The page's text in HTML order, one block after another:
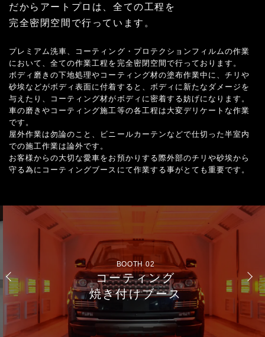
だからアートプロは、全ての工程を
完全密閉空間で行っています。
プレミアム洗車、コーティング・プロテクションフィルムの作業
において、全ての作業工程を完全密閉空間で行っております。
ボディ磨きの下地処理やコーティング材の塗布作業中に、チリや
砂埃などがボディ表面に付着すると、ボディに新たなダメージを
与えたり、コーティング材がボディに密着する妨げになります。
車の磨きやコーティング施工等の各工程は大変デリケートな作業
です。
屋外作業は勿論のこと、ビニールカーテンなどで仕切った半室内
での施工作業は論外です。
お客様からの大切な愛車をお預かりする際外部のチリや砂埃から
守る為にコーティングブースにて作業する事がとても重要です。
BOOTH 02
コーティング
焼き付けブース